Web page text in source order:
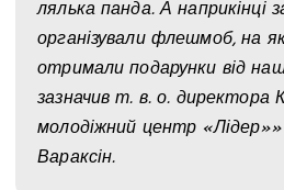
лялька панда. А наприкінці
організували флешмоб, на
отримали подарунки від
зазначив т. в. о.
молодіжний центр
Вараксін.